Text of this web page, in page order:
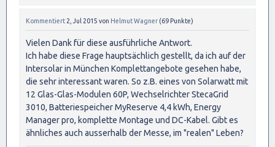
Kommentiert 2, Jul 2015 von Helmut Wagner (69 Punkte)
Vielen Dank für diese ausführliche Antwort.
Ich habe diese Frage hauptsächlich gestellt, da ich auf der
Intersolar in München Komplettangebote gesehen habe,
die sehr interessant waren. So z.B. eines von Solarwatt mit
12 Glas-Glas-Modulen 60P, Wechselrichter StecaGrid
3010, Batteriespeicher MyReserve 4,4 kWh, Energy
Manager pro, komplette Montage und DC-Kabel. Gibt es
ähnliches auch ausserhalb der Messe, im "realen" Leben?